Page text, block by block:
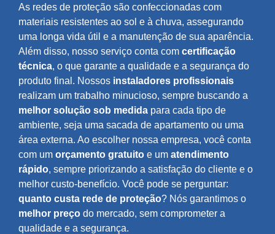
As redes de proteção são confeccionadas com
materiais resistentes ao sol e à chuva, assegurando
uma longa vida útil e a manutenção de sua aparência.
Além disso, nosso serviço conta com certificação
técnica, o que garante a qualidade e a segurança do
produto final. Nossos instaladores profissionais
realizam um trabalho minucioso, sempre buscando a
melhor solução sob medida para cada tipo de
ambiente, seja uma sacada de apartamento ou uma
área externa. Ao escolher nossa empresa, você conta
com um orçamento gratuito e um atendimento
rápido, sempre priorizando a satisfação do cliente e o
melhor custo-benefício. Você pode se perguntar:
quanto custa rede de proteção? Nós garantimos o
melhor preço do mercado, sem comprometer a
qualidade e a segurança.